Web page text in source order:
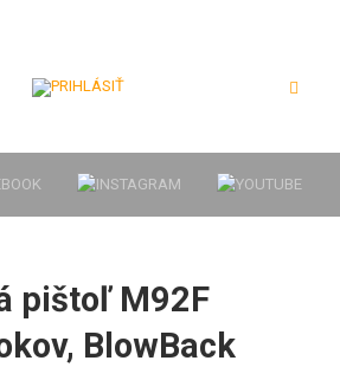
pištoľ M92F
BlowBack